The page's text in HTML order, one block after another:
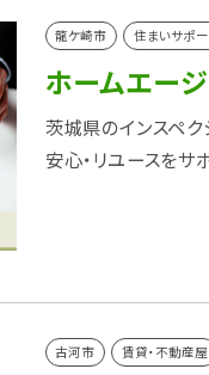
龍ケ崎市 住まいサポー
ホームエー
茨城県のインスペ
安心・リユースをサ
古河市 賃貸・不動産屋